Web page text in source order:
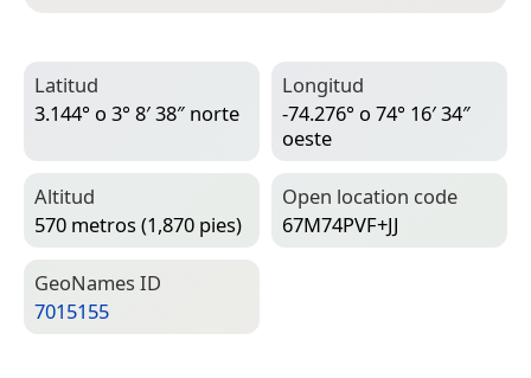
Latitud
3.144° o 3° 8′ 38″ norte
Longitud
-74.276° o 74° 16′ 34″
oeste
Altitud
570 metros (1,870 pies)
Open location code
67M74PVF+JJ
Geo­Names ID
7015155